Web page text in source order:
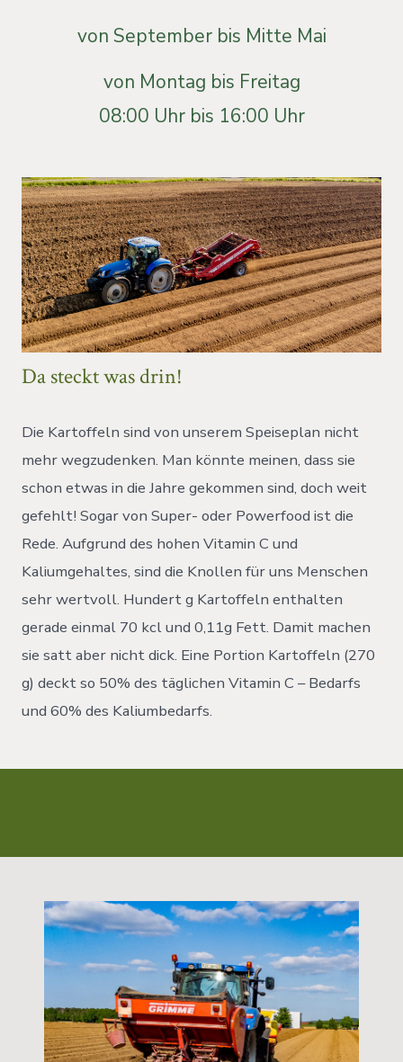
von September bis Mitte Mai
von Montag bis Freitag
08:00 Uhr bis 16:00 Uhr
Da steckt was drin!
Die Kartoffeln sind von unserem Speiseplan nicht
mehr wegzudenken. Man könnte meinen, dass sie
schon etwas in die Jahre gekommen sind, doch weit
gefehlt! Sogar von Super- oder Powerfood ist die
Rede. Aufgrund des hohen Vitamin C und
Kaliumgehaltes, sind die Knollen für uns Menschen
sehr wertvoll. Hundert g Kartoffeln enthalten
gerade einmal 70 kcl und 0,11g Fett. Damit machen
sie satt aber nicht dick. Eine Portion Kartoffeln (270
g) deckt so 50% des täglichen Vitamin C – Bedarfs
und 60% des Kaliumbedarfs.